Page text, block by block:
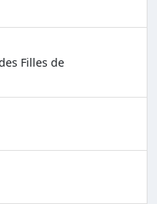
Filles de